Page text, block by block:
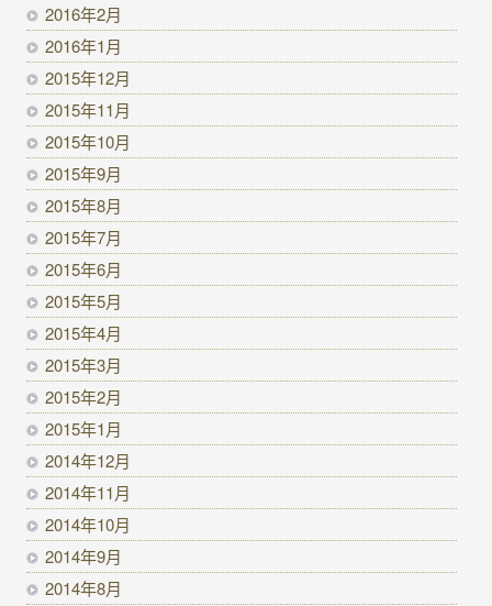
2016年2月
2016年1月
2015年12月
2015年11月
2015年10月
2015年9月
2015年8月
2015年7月
2015年6月
2015年5月
2015年4月
2015年3月
2015年2月
2015年1月
2014年12月
2014年11月
2014年10月
2014年9月
2014年8月